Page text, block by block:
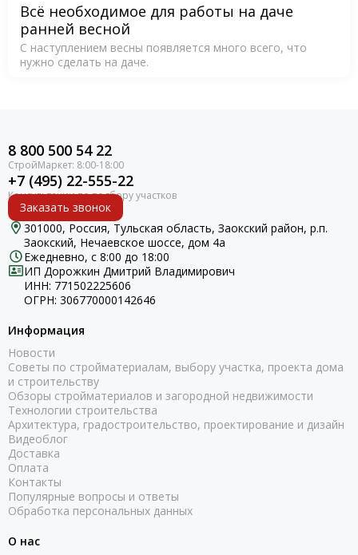
Всё необходимое для работы на даче
ранней весной
С наступлением весны появляется много всего, что
нужно сделать на даче.
8 800 500 54 22
+7 (495) 22-555-22
Заказать звонок
301000, Россия, Тульская область, Заокский район, р.п.
Заокский, Нечаевское шоссе, дом 4а
Ежедневно, с 8:00 до 18:00
ИП Дорожкин Дмитрий Владимирович
ИНН: 771502225606
ОГРН: 306770000142646
Информация
Новости
Советы по стройматериалам, выбору участка, проекта дома
и строительству
Обзоры стройматериалов и загородной недвижимости
Технологии строительства
Архитектура, градостроительство, проектирование и дизайн
Видеоблог
Доставка
Оплата
Контакты
Популярные вопросы и ответы
Обработка персональных данных
О нас